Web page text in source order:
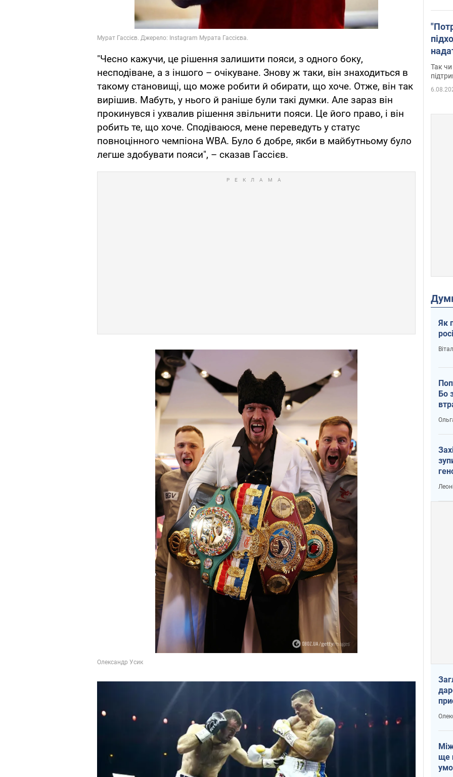
"Чесно кажучи, це рішення залишити пояси, з одного боку,
несподіване, а з іншого – очікуване. Знову ж таки, він знаходиться в
такому становищі, що може робити й обирати, що хоче. Отже, він так
вирішив. Мабуть, у нього й раніше були такі думки. Але зараз він
прокинувся і ухвалив рішення звільнити пояси. Це його право, і він
робить те, що хоче. Сподіваюся, мене переведуть у статус
повноцінного чемпіона WBA. Було б добре, якби в майбутньому було
легше здобувати пояси", – сказав Гассієв.
Так чи
Як
Бо
ще